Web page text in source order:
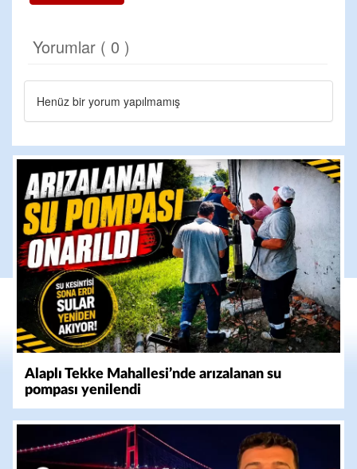
Yorumlar ( 0 )
Henüz bir yorum yapılmamış
Alaplı Tekke Mahallesi’nde arızalanan su
pompası yenilendi